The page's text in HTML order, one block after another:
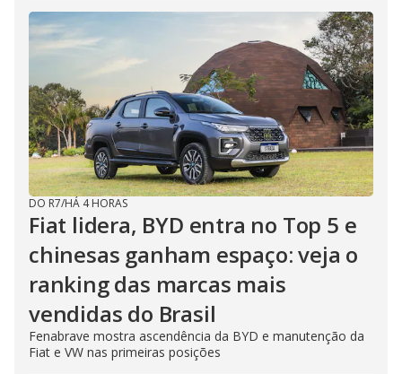
DO R7/HÁ 4 HORAS
Fiat lidera, BYD entra no Top 5 e
chinesas ganham espaço: veja o
ranking das marcas mais
vendidas do Brasil
Fenabrave mostra ascendência da BYD e manutenção da
Fiat e VW nas primeiras posições